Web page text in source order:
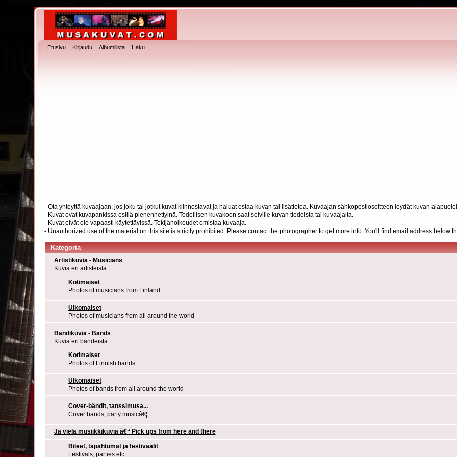
Etusivu Kirjaudu Albumilista Haku
- Ota yhteyttä kuvaajaan, jos joku tai jotkut kuvat kiinnostavat ja haluat ostaa kuvan tai lisätietoa. Kuvaajan sähkopostiosoitteen loydät kuvan
- Kuvat ovat kuvapankissa esillä pienennettyinä. Todellisen kuvakoon saat selville kuvan tiedoista tai kuvaajalta.
- Kuvat eivät ole vapaasti käytettävissä. Tekijänoikeudet omistaa kuvaaja.
- Unauthorized use of the material on this site is strictly prohibited. Please contact the photographer to get more info. You'll find email address below
Kategoria
Artistikuvia - Musicians
Kuvia eri artisteista
Kotimaiset
Photos of musicians from Finland
Ulkomaiset
Photos of musicians from all around the world
Bändikuvia - Bands
Kuvia eri bändeistä
Kotimaiset
Photos of Finnish bands
Ulkomaiset
Photos of bands from all around the world
Cover-bändit, tanssimusa...
Cover bands, party musicâ€¦
Ja vielä musiikkikuvia â€“ Pick ups from here and there
Bileet, tapahtumat ja festivaalit
Festivals, parties etc.